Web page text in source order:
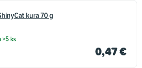
kura 70 g
>5 ks
0,47 €